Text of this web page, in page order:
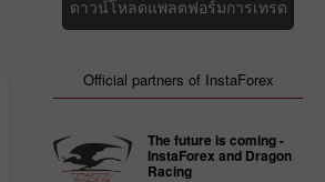
ดาวน์โหลดแพลตฟอร์มการเทรด
Official partners of InstaForex
The future is coming -
InstaForex and Dragon
Racing